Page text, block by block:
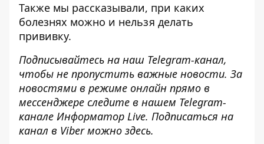
Также мы рассказывали, при каких
болезнях можно и нельзя делать
прививку.
Подписывайтесь на наш Telegram-канал,
чтобы не пропустить важные новости. За
новостями в режиме онлайн прямо в
мессенджере следите в нашем Telegram-
канале Информатор Live. Подписаться на
канал в Viber можно здесь.